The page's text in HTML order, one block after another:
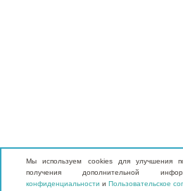
Мы используем cookies для улучшения
получения дополнительной
конфиденциальности и Пользовательское